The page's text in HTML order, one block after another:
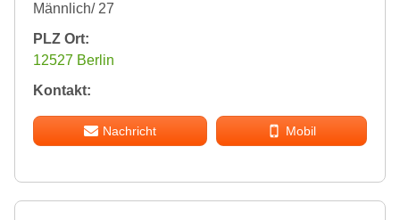
Männlich/ 27
PLZ Ort:
12527 Berlin
Kontakt:
Nachricht Mobil